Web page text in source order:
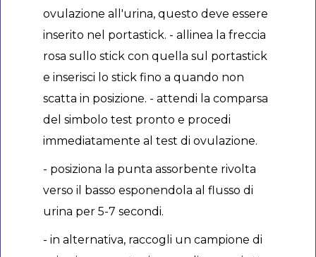
ovulazione all'urina, questo deve essere
inserito nel portastick. - allinea la freccia
rosa sullo stick con quella sul portastick
e inserisci lo stick fino a quando non
scatta in posizione. - attendi la comparsa
del simbolo test pronto e procedi
immediatamente al test di ovulazione.
- posiziona la punta assorbente rivolta
verso il basso esponendola al flusso di
urina per 5-7 secondi.
- in alternativa, raccogli un campione di